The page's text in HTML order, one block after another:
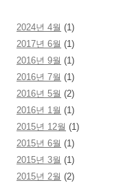
2024년 4월 (1)
2017년 6월 (1)
2016년 9월 (1)
2016년 7월 (1)
2016년 5월 (2)
2016년 1월 (1)
2015년 12월 (1)
2015년 6월 (1)
2015년 3월 (1)
2015년 2월 (2)